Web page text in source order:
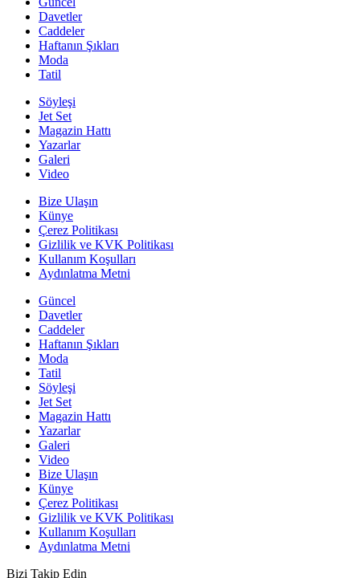
Davetler
Caddeler
Haftanın Şıkları
Moda
Tatil
Söyleşi
Jet Set
Magazin Hattı
Yazarlar
Galeri
Video
Bize Ulaşın
Künye
Çerez Politikası
Gizlilik ve KVK Politikası
Kullanım Koşulları
Aydınlatma Metni
Güncel
Davetler
Caddeler
Haftanın Şıkları
Moda
Tatil
Söyleşi
Jet Set
Magazin Hattı
Yazarlar
Galeri
Video
Bize Ulaşın
Künye
Çerez Politikası
Gizlilik ve KVK Politikası
Kullanım Koşulları
Aydınlatma Metni
Bizi Takip Edin